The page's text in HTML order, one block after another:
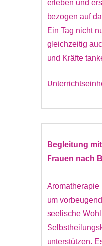
erleben und
bezogen auf
Ein Tag nicht
gleichzeitig
und Kräfte
Begleitung
Frauen nach
Aromatherapie
um
seelische
unterstützen.